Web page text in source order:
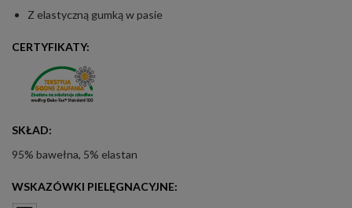
Z elastyczną gumką w pasie
CERTYFIKATY:
SKŁAD:
95% bawełna, 5% elastan
WSKAZÓWKI PIELĘGNACYJNE: